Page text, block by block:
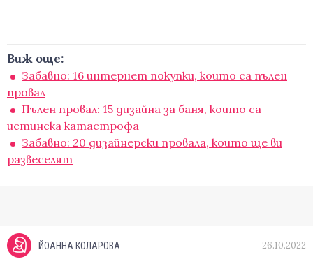
Виж още:
Забавно: 16 интернет покупки, които са пълен
провал
Пълен провал: 15 дизайна за баня, които са
истинска катастрофа
Забавно: 20 дизайнерски провала, които ще ви
развеселят
ЙОАННА КОЛАРОВА 26.10.2022